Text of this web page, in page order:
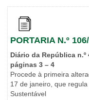
PORTARIA N.º
Diário da República n.º
páginas 3 – 4
Procede à primeira
17 de janeiro, que
Sustentável